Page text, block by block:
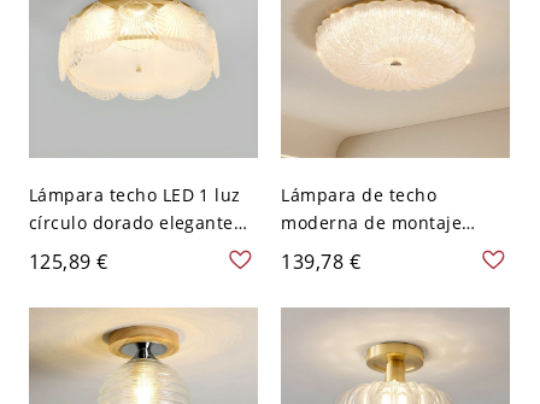
Lámpara techo LED 1 luz
círculo dorado elegante
con pantalla vidrio
prismático - 110 A 120 V
40,64 cm
125,89 €
Lámpara de techo
moderna de montaje
empotrado en oro con
pantalla de vidrio
prismático y cristal
transparente - 110 A 120
V 30,48 cm
139,78 €